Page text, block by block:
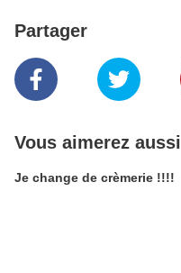
Partager
Vous aimerez aussi
Je change de crèmerie !!!!